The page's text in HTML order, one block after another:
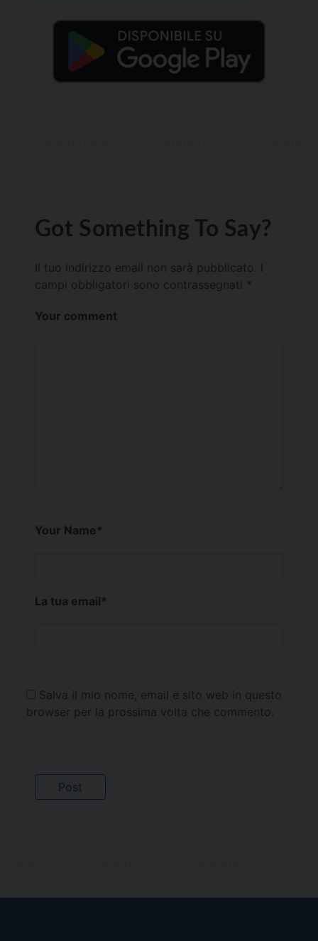
Got Something To Say?
Il tuo indirizzo email non sarà pubblicato.
campi obbligatori sono contrassegnati *
Your comment
Your Name*
La tua email*
Salva il mio nome, email e sito web in questo
browser per la prossima volta che commento.